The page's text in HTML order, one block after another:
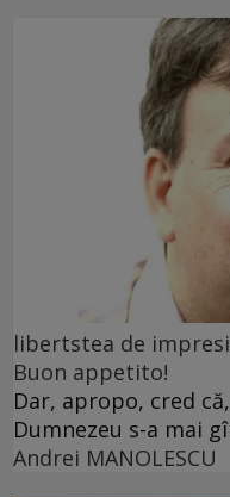
libertstea de
Buon appetito!
Dar, apropo, cred
Dumnezeu s-a mai
Andrei MANOLESCU